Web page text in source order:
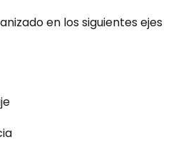
en los siguientes ejes